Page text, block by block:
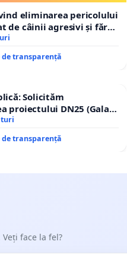
eliminarea pericolului
de câinii agresivi și fără
comuna Tunari
transparență
Solicităm
proiectului DN25 (Galați
prin devierea
transparență
face la fel?